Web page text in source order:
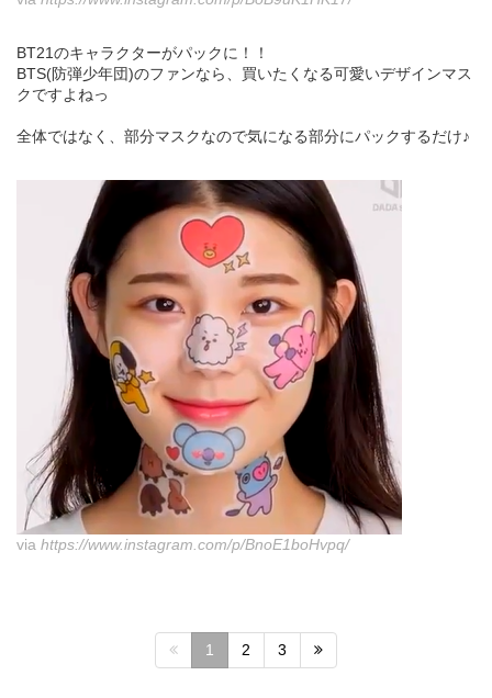
BT21のキャラクターがパックに！！
BTS(防弾少年団)のファンなら、買いたくなる可愛いデザインマス
クですよねっ
全体ではなく、部分マスクなので気になる部分にパックするだけ♪
via https://www.instagram.com/p/BnoE1boHvpq/
1 2 3